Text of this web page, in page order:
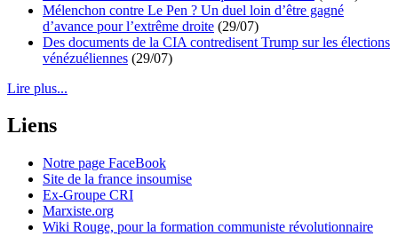
Mélenchon contre Le Pen ? Un duel loin d’être gagné
d’avance pour l’extrême droite (29/07)
Des documents de la CIA contredisent Trump sur les élections
vénézuéliennes (29/07)
Lire plus...
Liens
Notre page FaceBook
Site de la france insoumise
Ex-Groupe CRI
Marxiste.org
Wiki Rouge, pour la formation communiste révolutionnaire